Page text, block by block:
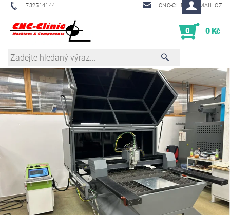
732514144 CNC-CLINIC@EMAIL.CZ
0 0 Kč